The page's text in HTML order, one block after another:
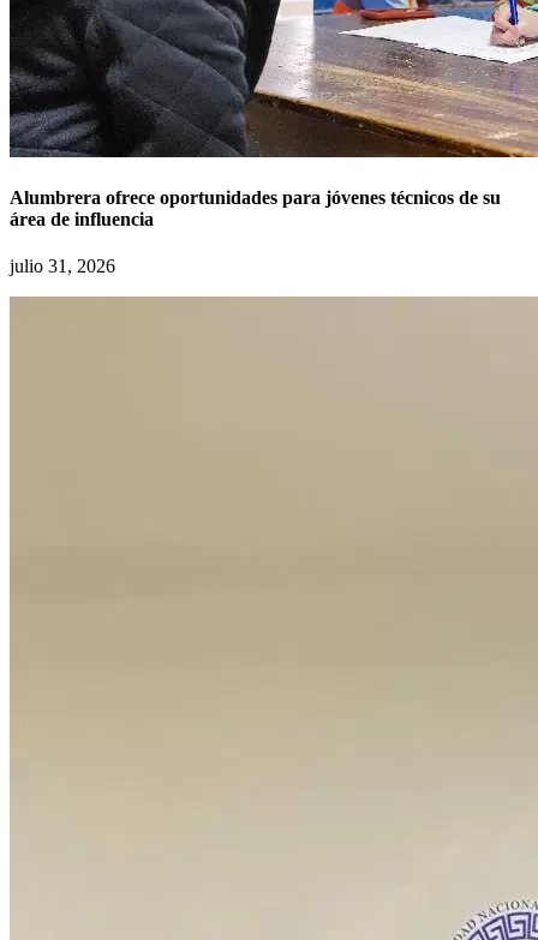
Alumbrera ofrece oportunidades para jóvenes técnicos de su
área de influencia
julio 31, 2026